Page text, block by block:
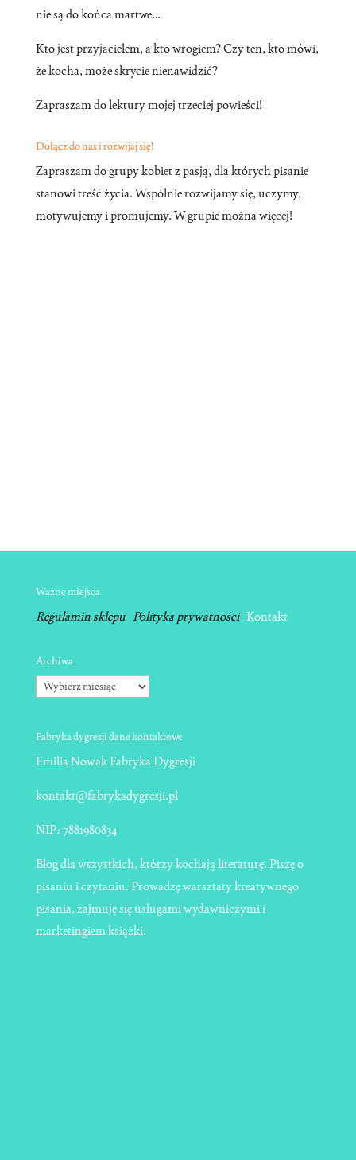
nie są do końca martwe…
Kto jest przyjacielem, a kto wrogiem? Czy ten, kto mówi,
że kocha, może skrycie nienawidzić?
Zapraszam do lektury mojej trzeciej powieści!
Dołącz do nas i rozwijaj się!
Zapraszam do grupy kobiet z pasją, dla których pisanie
stanowi treść życia. Wspólnie rozwijamy się, uczymy,
motywujemy i promujemy. W grupie można więcej!
Ważne miejsca
Regulamin sklepu Polityka prywatnościKontakt
Archiwa
Archiwa
Fabryka dygresji dane kontaktowe
Emilia Nowak Fabryka Dygresji
kontakt@fabrykadygresji.pl
NIP:7881980834
Blog dla wszystkich, którzy kochają literaturę. Piszę o
pisaniu i czytaniu. Prowadzę warsztaty kreatywnego
pisania, zajmuję się usługami wydawniczymi i
marketingiem książki.